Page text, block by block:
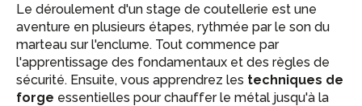
Le déroulement d'un stage de coutellerie est une
aventure en plusieurs étapes, rythmée par le son du
marteau sur l'enclume. Tout commence par
l'apprentissage des fondamentaux et des règles de
sécurité. Ensuite, vous apprendrez les techniques de
forge essentielles pour chauffer le métal jusqu'à la